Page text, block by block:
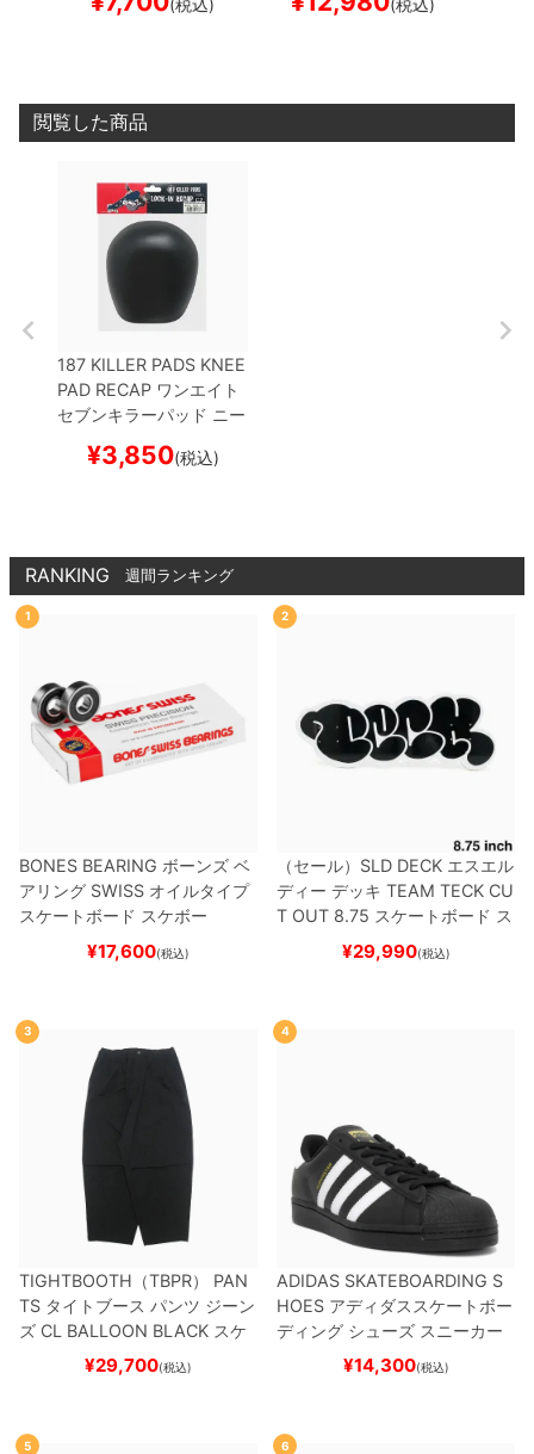
ター セーフティーギア
(税込)
クター セーフティーギア
(税込)
閲覧した商品
187 KILLER PADS KNEE
PAD RECAP ワンエイト
セブンキラーパッド ニー
K-IN RECAP C2BLACK
¥3,850(税込)
RANKING 週間ランキング
1
BONES BEARING ボーンズ ベ
アリング SWISS オイルタイプ
スケートボード スケボー
¥17,600(税込)
2
（セール） SLD DECK エスエル
ディー デッキ TEAM TECK CU
T OUT 8.75 スケートボード ス
¥29,990(税込)
3
TIGHTBOOTH（TBPR） PAN
TS タイトブース パンツ ジーン
ズ CL BALLOON BLACK スケ
ートボード スケボー
¥29,700(税込)
4
ADIDAS SKATEBOARDING S
HOES アディダススケートボー
ディング シューズ スニーカー
スーパースターSUPERSTAR A
BLACK/WHITE/WHITE
ー
¥14,300(税込)
5 6